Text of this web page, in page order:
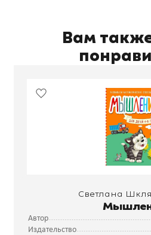
Вам
Светлана
Автор
Издательство